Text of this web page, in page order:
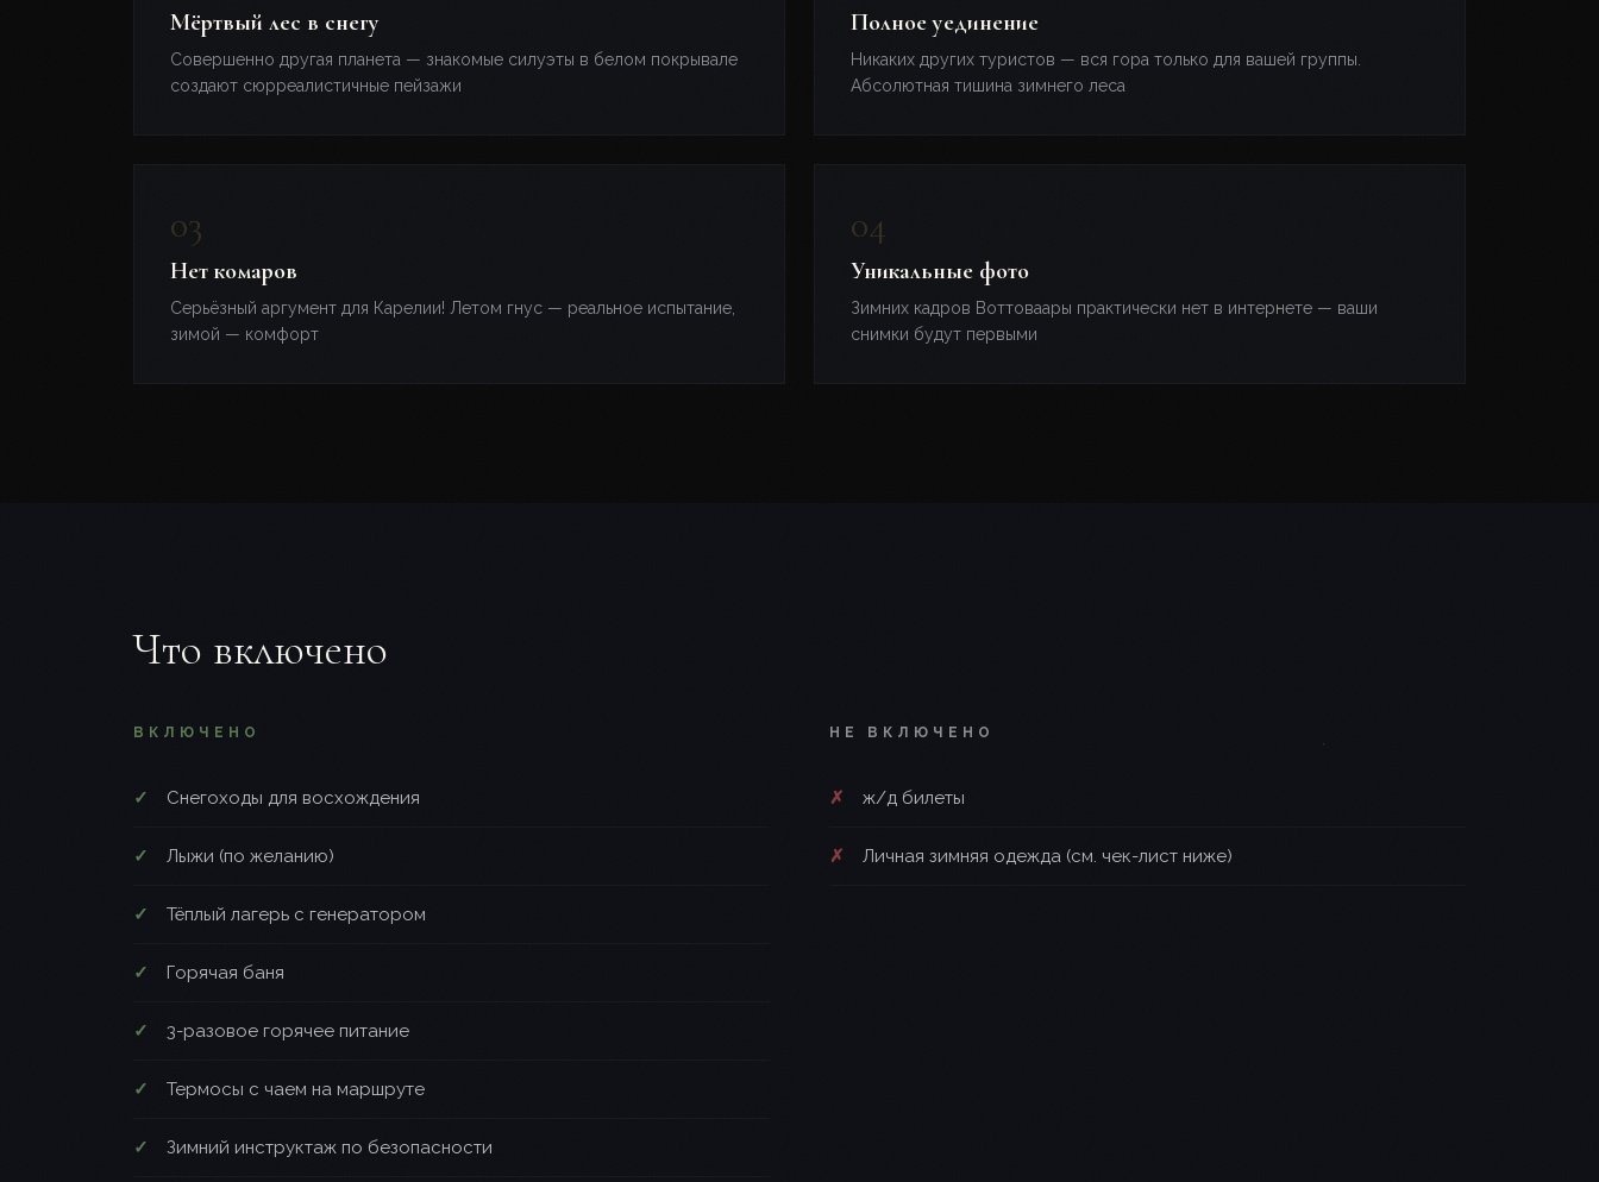
Мёртвый лес в снегу
Совершенно другая планета — знакомые силуэты в белом покрывале
создают сюрреалистичные пейзажи
Полное уединение
Никаких других туристов — вся гора только для вашей группы.
Абсолютная тишина зимнего леса
Нет комаров
Серьёзный аргумент для Карелии! Летом гнус — реальное испытание,
зимой — комфорт
Уникальные фото
Зимних кадров Воттоваары практически нет в интернете — ваши
снимки будут первыми
Что включено
ВКЛЮЧЕНО
Снегоходы для восхождения
Лыжи (по желанию)
Тёплый лагерь с генератором
Горячая баня
3-разовое горячее питание
Термосы с чаем на маршруте
Зимний инструктаж по безопасности
НЕ ВКЛЮЧЕНО
ж/д билеты
Личная зимняя одежда (см. чек-лист ниже)